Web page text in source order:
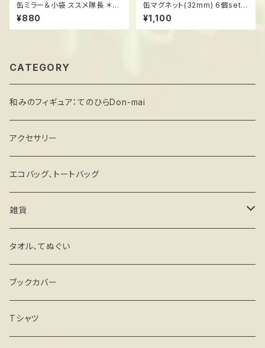
缶ミラー＆小袋 ススメ隊長 ＊和
柄
¥880
缶マグネット(32mm) 6個set
ススメ隊長
¥1,100
CATEGORY
和みのフィギュア：てのひらDon-mai
アクセサリー
エコバッグ、トートバッグ
雑貨
キーホルダー・ストラップ
ミラー
マグネットステッカー
タオル、てぬぐい
ブックカバー
Tシャツ